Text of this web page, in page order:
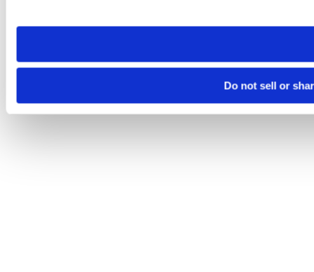
need to be set again.
Do not sell or